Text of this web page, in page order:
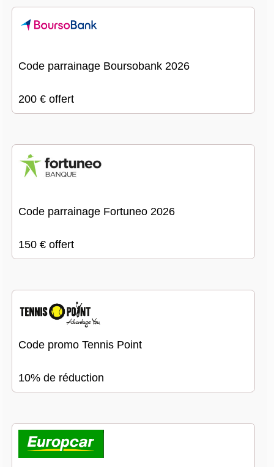
Code parrainage Boursobank 2026
200 € offert
Code parrainage Fortuneo 2026
150 € offert
Code promo Tennis Point
10% de réduction